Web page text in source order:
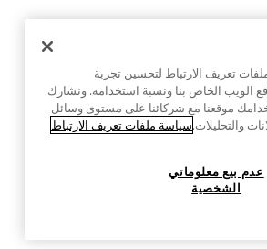
تعريف الارتباط لتحسين تجربة
الويب الخاص بنا ونسبة استخدامه. ونشارك
موقعنا مع شركائنا على مستوى وسائل
والتحليلات.سياسة ملفات تعريف الارتباط
عدم بيع معلوماتي
الشخصية